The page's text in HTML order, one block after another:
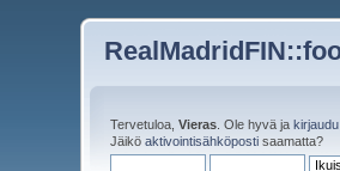
Tervetuloa,Vieras . Ole hyvä jakirjaudu
Jäiköaktivointisähköposti saamatta?